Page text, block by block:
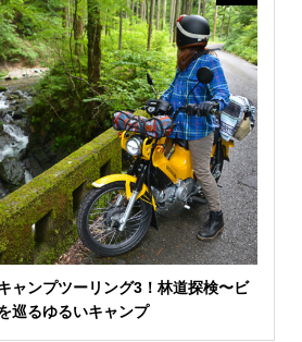
ャンプツーリング3！林道探検〜ビ
巡るゆるいキャンプ